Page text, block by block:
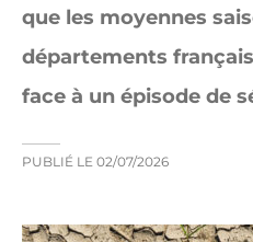
que les moyennes
départements
face à un épisode de
PUBLIÉ LE 02/07/2026